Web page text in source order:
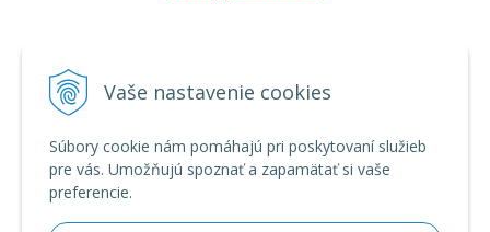
Vaše nastavenie cookies
Súbory cookie nám pomáhajú pri poskytovaní služieb
pre vás. Umožňujú spoznať a zapamätať si vaše
preferencie.